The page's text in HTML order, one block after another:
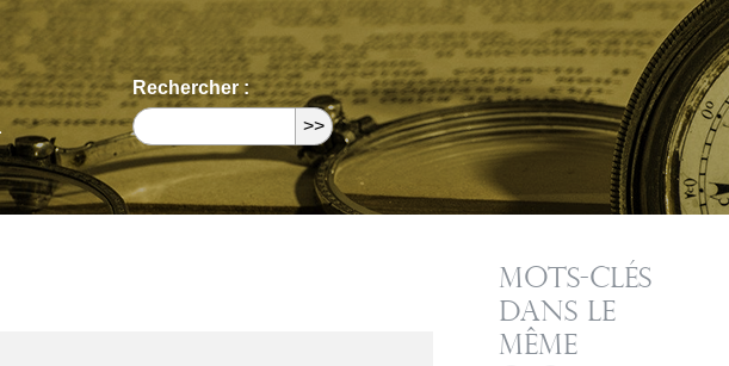
Rechercher :
Mots-clés
dans le
même